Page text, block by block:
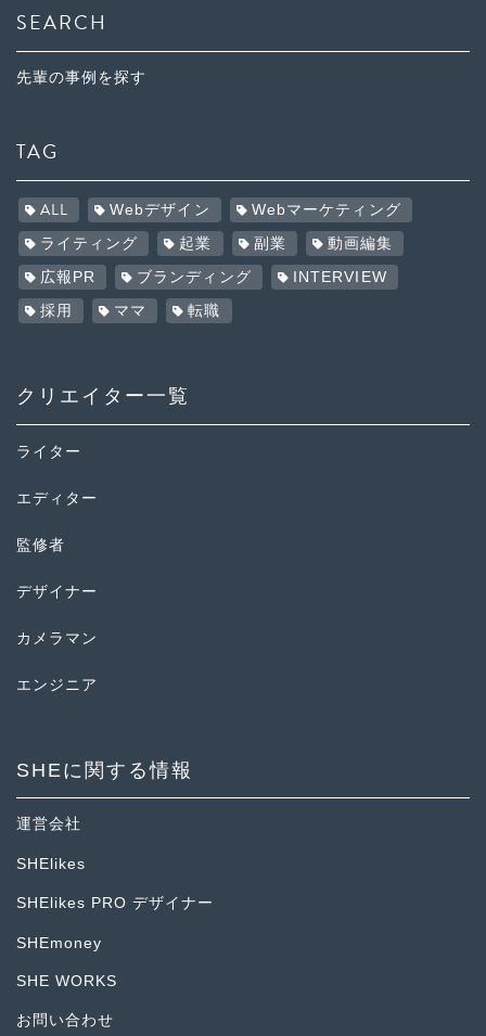
SEARCH
先輩の事例を探す
TAG
ALL Webデザイン Webマーケティング
ライティング 起業 副業 動画編集
広報PR ブランディング INTERVIEW
採用 ママ 転職
クリエイター一覧
ライター
エディター
監修者
デザイナー
カメラマン
エンジニア
SHEに関する情報
運営会社
SHElikes
SHElikes PRO デザイナー
SHEmoney
SHE WORKS
お問い合わせ